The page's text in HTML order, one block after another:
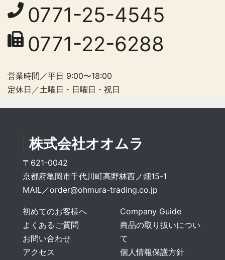
0771-25-4545
0771-22-6288
営業時間／平日 9:00〜18:00
定休日／土曜日・日曜日・祝日
株式会社オオムラ
〒621-0042
京都府亀岡市千代川町高野林西ノ畑15-1
MAIL／order@ohmura-trading.co.jp
初めてのお客様へ
よくあるご質問
お問い合わせ
アクセス
Company Guide
商品の取り扱いについ
て
個人情報保護方針